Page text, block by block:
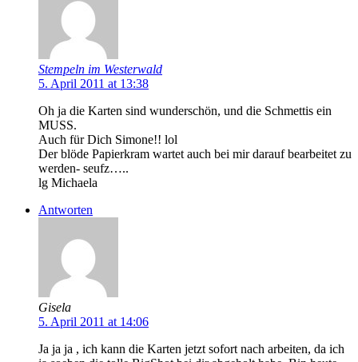
Stempeln im Westerwald
5. April 2011 at 13:38
Oh ja die Karten sind wunderschön, und die Schmettis ein
MUSS.
Auch für Dich Simone!! lol
Der blöde Papierkram wartet auch bei mir darauf bearbeitet zu
werden- seufz…..
lg Michaela
Antworten
Gisela
5. April 2011 at 14:06
Ja ja ja , ich kann die Karten jetzt sofort nach arbeiten, da ich